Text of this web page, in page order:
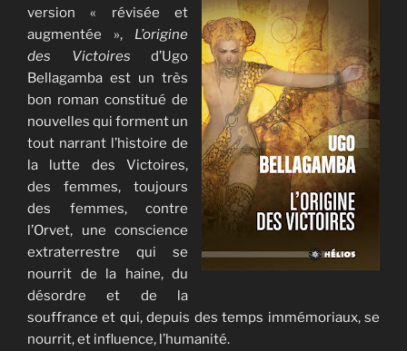
version « révisée et
augmentée », L’origine
des Victoires d’Ugo
Bellagamba est un très
bon roman constitué de
nouvelles qui forment un
tout narrant l’histoire de
la lutte des Victoires,
des femmes, toujours
des femmes, contre
l’Orvet, une conscience
extraterrestre qui se
nourrit de la haine, du
désordre et de la
souffrance et qui, depuis des temps immémoriaux, se
nourrit, et influence, l’humanité.